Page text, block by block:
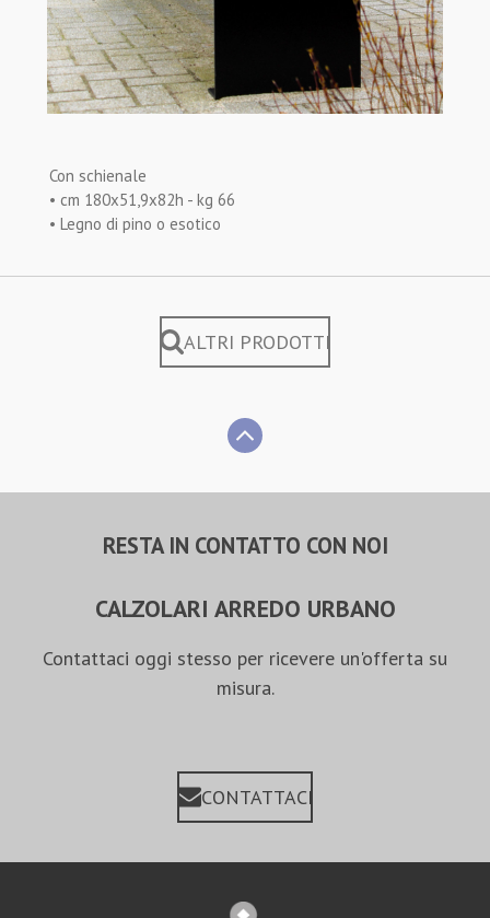
Con schienale
• cm 180x51,9x82h - kg 66
• Legno di pino o esotico
ALTRI PRODOTTI
RESTA IN CONTATTO CON NOI
CALZOLARI ARREDO URBANO
Contattaci oggi stesso per ricevere un'offerta su
misura.
CONTATTACI